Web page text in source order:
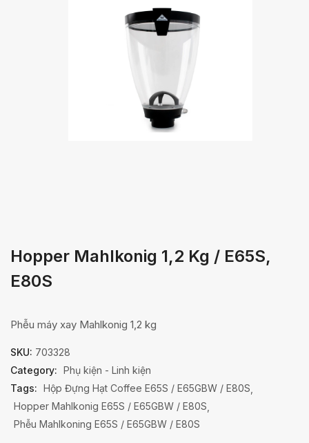
Hopper Mahlkonig 1,2 Kg / E65S,
E80S
Phễu máy xay Mahlkonig 1,2 kg
SKU: 703328
Category: Phụ kiện - Linh kiện
Tags: Hộp Đựng Hạt Coffee E65S / E65GBW / E80S
Hopper Mahlkonig E65S / E65GBW / E80S
Phễu Mahlkoning E65S / E65GBW / E80S